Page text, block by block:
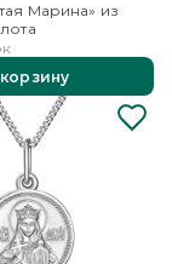
Марина» из